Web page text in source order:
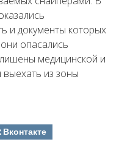
и документы которых
опасались
медицинской и
из зоны
Вконтакте